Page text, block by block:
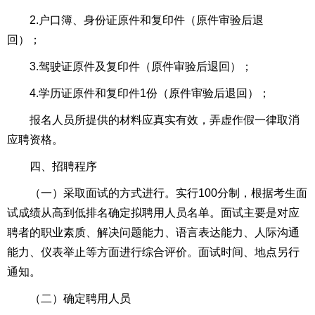
2.户口簿、身份证原件和复印件（原件审验后退
回）；
3.驾驶证原件及复印件（原件审验后退回）；
4.学历证原件和复印件1份（原件审验后退回）；
报名人员所提供的材料应真实有效，弄虚作假一律取消
应聘资格。
四、招聘程序
（一）采取面试的方式进行。实行100分制，根据考生面
试成绩从高到低排名确定拟聘用人员名单。面试主要是对应
聘者的职业素质、解决问题能力、语言表达能力、人际沟通
能力、仪表举止等方面进行综合评价。面试时间、地点另行
通知。
（二）确定聘用人员